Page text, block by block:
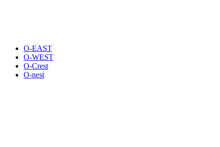
O-EAST
O-WEST
O-Crest
O-nest